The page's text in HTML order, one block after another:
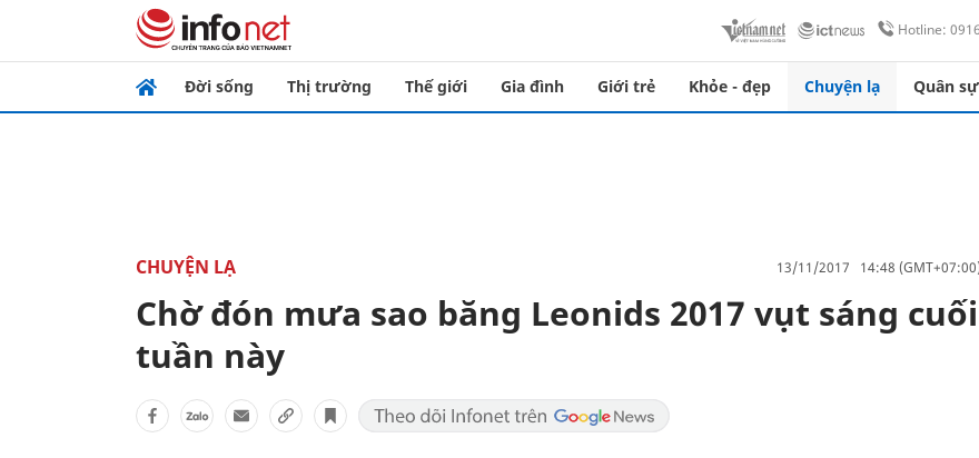
Hotline:
Đời sống Thị trường Thế giới Gia đình Giới trẻ Khỏe - đẹp Chuyện lạ Quân sự
CHUYỆN LẠ 13/11/2017 14:48
Chờ đón mưa sao băng Leonids 2017 vụt sáng cuối
tuần này